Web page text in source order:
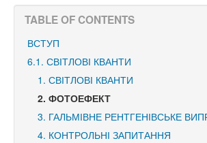
TABLE OF CONTENTS
ВСТУП
6.1. СВІТЛОВІ КВАНТИ
1. СВІТЛОВІ КВАНТИ
2. ФОТОЕФЕКТ
3. ГАЛЬМІВНЕ РЕНТГЕНІВСЬКЕ
4. КОНТРОЛЬНІ ЗАПИТАННЯ